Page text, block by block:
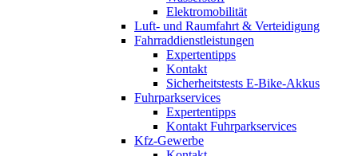
Elektromobilität
Luft- und Raumfahrt & Verteidigung
Fahrraddienstleistungen
Expertentipps
Kontakt
Sicherheitstests E-Bike-Akkus
Fuhrparkservices
Expertentipps
Kontakt Fuhrparkservices
Kfz-Gewerbe